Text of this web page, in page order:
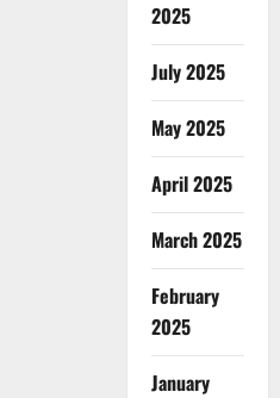
2025
July 2025
May 2025
April 2025
March 2025
February
2025
January